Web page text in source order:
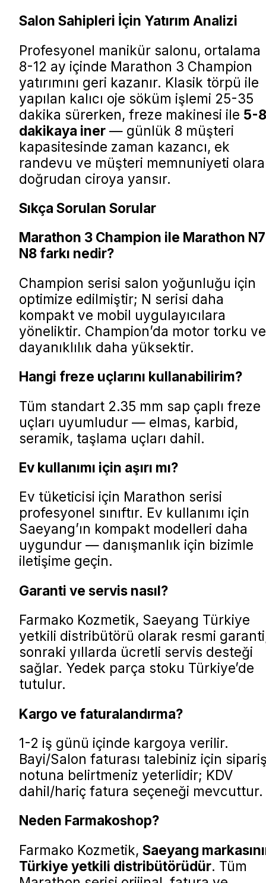
Salon Sahipleri İçin Yatırım Analizi
Profesyonel manikür salonu, ortalama
8-12 ay içinde Marathon 3 Champion
yatırımını geri kazanır. Klasik törpü ile
yapılan kalıcı oje söküm işlemi 25-35
dakika sürerken, freze makinesi ile 5-8
dakikaya iner — günlük 8 müşteri
kapasitesinde zaman kazancı, ek
randevu ve müşteri memnuniyeti
doğrudan ciroya yansır.
Sıkça Sorulan Sorular
Marathon 3 Champion ile Marathon
N8 farkı nedir?
Champion serisi salon yoğunluğu için
optimize edilmiştir; N serisi daha
kompakt ve mobil uygulayıcılara
yöneliktir. Champion’da motor torku ve
dayanıklılık daha yüksektir.
Hangi freze uçlarını kullanabilirim?
Tüm standart 2.35 mm sap çaplı freze
uçları uyumludur — elmas, karbid,
seramik, taşlama uçları dahil.
Ev kullanımı için aşırı mı?
Ev tüketicisi için Marathon serisi
profesyonel sınıftır. Ev kullanımı için
Saeyang’ın kompakt modelleri daha
uygundur — danışmanlık için bizimle
iletişime geçin.
Garanti ve servis nasıl?
Farmako Kozmetik, Saeyang Türkiye
yetkili distribütörü olarak resmi
sonraki yıllarda ücretli servis desteği
sağlar. Yedek parça stoku Türkiye’de
tutulur.
Kargo ve faturalandırma?
1-2 iş günü içinde kargoya verilir.
Bayi/Salon faturası talebiniz için
notuna belirtmeniz yeterlidir; KDV
dahil/hariç fatura seçeneği mevcuttur.
Neden Farmakoshop?
Farmako Kozmetik, Saeyang
Türkiye yetkili distribütörüdür. Tüm